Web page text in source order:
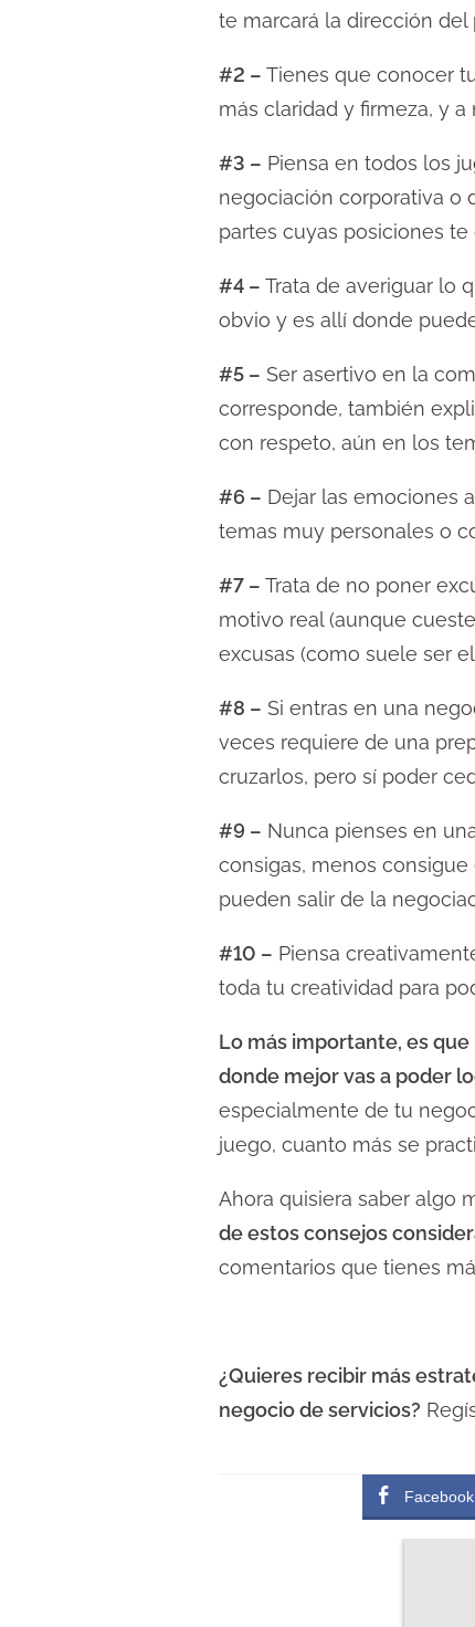
te marcará la dirección del
#2 – Tienes que conocer
más claridad y firmeza, y
#3 – Piensa en todos los
negociación corporativa o
partes cuyas posiciones
#4 – Trata de averiguar lo
obvio y es allí donde
#5 – Ser asertivo en la
corresponde, también
con respeto, aún en los
#6 – Dejar las emociones
temas muy personales o
#7 – Trata de no poner
motivo real (aunque
excusas (como suele ser
#8 – Si entras en una
veces requiere de una
cruzarlos, pero sí poder
#9 – Nunca pienses en
consigas, menos
pueden salir de la
#10 – Piensa
toda tu creatividad para
Lo más importante, es
donde mejor vas a poder
especialmente de tu
juego, cuanto más se
Ahora quisiera saber algo
de estos consejos
comentarios que tienes
¿Quieres recibir más
negocio de servicios?
Facebook